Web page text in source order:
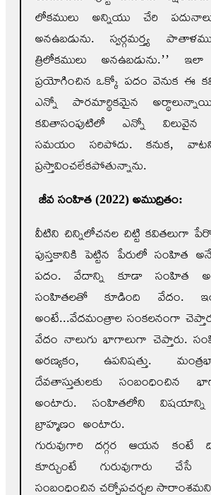
లోకములు అన్నియు చేరి
అనఉబడును. స్వర్గమర్త్య
త్రిలోకములు అనఉబడును.’’
ప్రయోగించిన ఒక్కో పదం వెనుక ఈ
ఎన్నో పారమార్థికమైన
కవితాసంపుటిలో ఎన్నో విలువైన
సమయం సరిపోదు. కనుక,
ప్రస్తావించలేకపోతున్నాను.
జీవ సంహిత (2022) అముద్రితం:
వీటిని చిన్నిలోచనల చిట్టి కవితలుగా
పుస్తకానికి పెట్టిన పేరులో సంహిత
పదం. వేదాన్ని కూడా సంహిత
సంహితలతో కూడింది వేదం.
అంటే...వేదమంత్రాల సంకలనంగా
వేదం నాలుగు భాగాలుగా చెప్తారు.
అరణ్యకం, ఉపనిషత్తు.
దేవతాస్తుతులకు సంబంధించిన
అంటారు. సంహితలోని విషయాన్ని
బ్రాహ్మణం అంటారు.
గురువుగారి దగ్గర ఆయన కంటే
కూర్చుంటే గురువుగారు చేసే
సంబంధించిన చర్చోపచర్చల సారాంశమని